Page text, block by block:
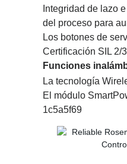
Integridad de lazo
del proceso para
Los botones de
Certificación SIL 2/
Funciones
La tecnología
El módulo
1c5a5f69